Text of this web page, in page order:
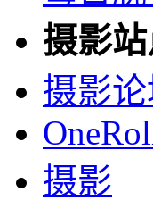
摄影
摄影
摄影